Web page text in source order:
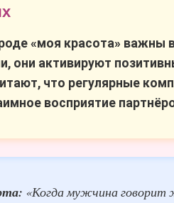
«моя красота» важны
они активируют
что регулярные
восприятие
«Когда мужчина говорит